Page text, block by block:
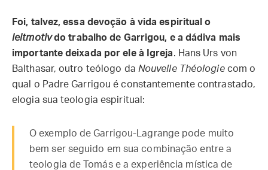
Foi, talvez, essa devoção à vida espiritual o
leitmotivdo trabalho de Garrigou, e a dádiva mais
importante deixada por ele à Igreja. Hans Urs von
Balthasar, outro teólogo da Nouvelle Théologiecom o
qual o Padre Garrigou é constantemente contrastado,
elogia sua teologia espiritual:
O exemplo de Garrigou-Lagrange pode muito
bem ser seguido em sua combinação entre a
teologia de Tomás e a experiência mística de